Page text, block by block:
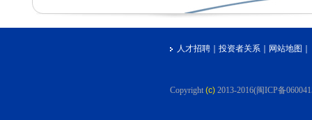
人才招聘 投资者关系 网站地图
Copyright (c) 2013-2016(闽ICP备